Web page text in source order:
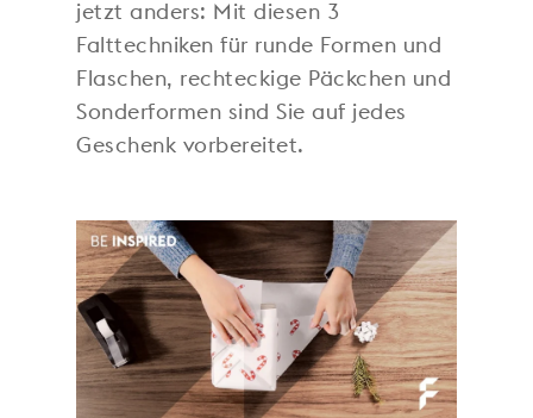
jetzt anders: Mit diesen 3
Falttechniken für runde Formen und
Flaschen, rechteckige Päckchen und
Sonderformen sind Sie auf jedes
Geschenk vorbereitet.